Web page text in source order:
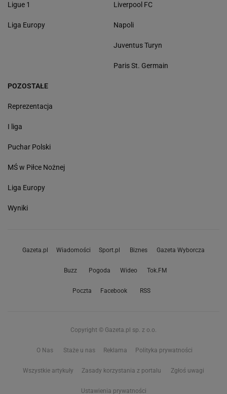
Ligue 1
Liga Europy
Liverpool FC
Napoli
Juventus Turyn
Paris St. Germain
POZOSTAŁE
Reprezentacja
I liga
Puchar Polski
MŚ w Piłce Nożnej
Liga Europy
Wyniki
Gazeta.pl Wiadomości Sport.pl Biznes Gazeta Wyborcza
Buzz Pogoda Wideo Tok.FM
Poczta Facebook RSS
Copyright © Gazeta.pl sp. z o.o.
O Nas Staże u nas Reklama Polityka prywatności
Wszystkie artykuły Zasady korzystania z portalu Zgłoś uwagi
Ustawienia prywatności